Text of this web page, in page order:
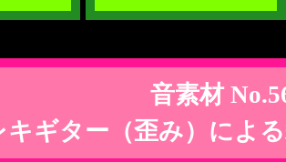
音素材
キギター（歪み）によ